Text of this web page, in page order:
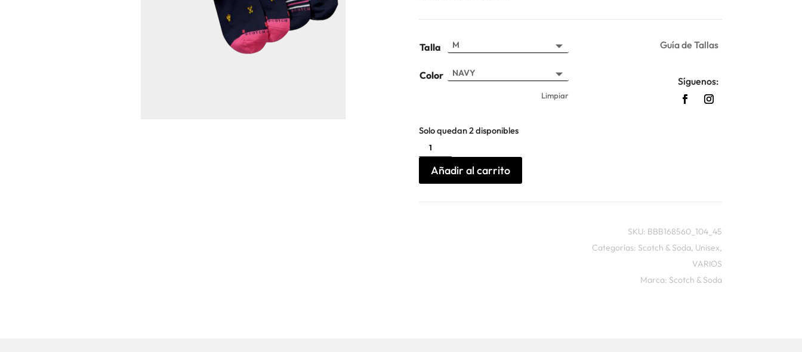
Talla
Color
Limpiar
Solo quedan 2 disponibles
Calcetines
Scotch
&
Soda,
JACQUARD
SOCKS
Añadir al carrito
Guía de Tallas
Síguenos:
SKU: BBB168560_104_45
Categorías: Scotch & Soda, Unisex,
VARIOS
Marca: Scotch & Soda